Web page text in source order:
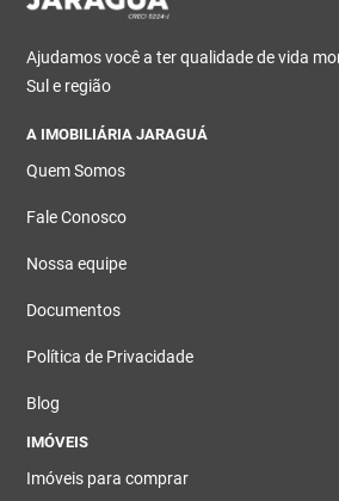
Ajudamos você a ter qualidade de vida
Sul e região
A IMOBILIÁRIA JARAGUÁ
Quem Somos
Fale Conosco
Nossa equipe
Documentos
Política de Privacidade
Blog
IMÓVEIS
Imóveis para comprar